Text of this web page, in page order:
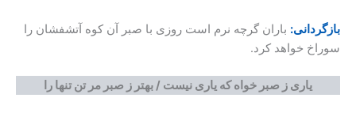
بازگردانی: باران گرچه نرم است روزی با صبر آن کوه آتشفشان را
سوراخ خواهد کرد.
یاری ز صبر خواه که یاری نیست / بهتر ز صبر مر تن تنها را